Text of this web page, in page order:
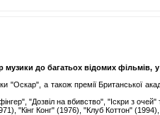
до багатьох відомих фільмів, у
а також премії Британської
"Дозвіл на вбивство", "Іскри з очей"
"Кінг Конг" (1976), "Клуб Коттон"